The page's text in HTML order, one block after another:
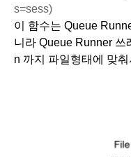
s=sess)
이 함수는 Queue
니라 Queue Runner
n 까지 파일형태에 맞